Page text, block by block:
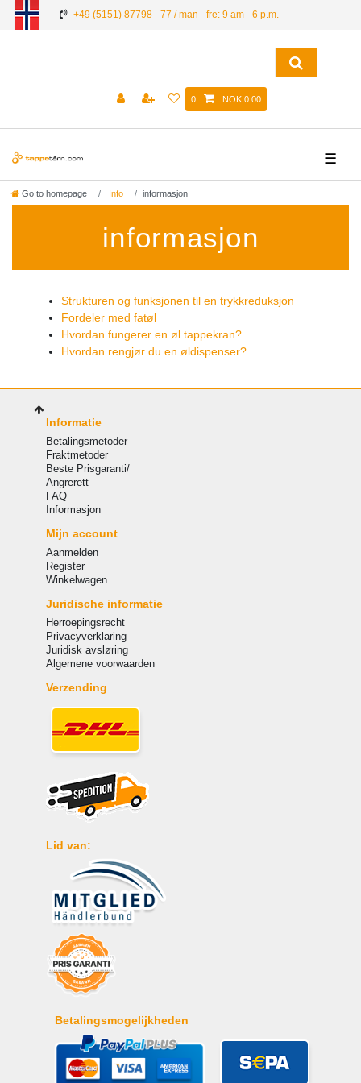
+49 (5151) 87798 - 77 / man - fre: 9 am - 6 p.m.
0 NOK 0.00
☰
Go to homepage Info informasjon
informasjon
Strukturen og funksjonen til en trykkreduksjon
Fordeler med fatøl
Hvordan fungerer en øl tappekran?
Hvordan rengjør du en øldispenser?
Informatie
Betalingsmetoder
Fraktmetoder
Beste Prisgaranti/
Angrerett
FAQ
Informasjon
Mijn account
Aanmelden
Register
Winkelwagen
Juridische informatie
Herroepingsrecht
Privacyverklaring
Juridisk avsløring
Algemene voorwaarden
Verzending
Lid van:
Betalingsmogelijkheden